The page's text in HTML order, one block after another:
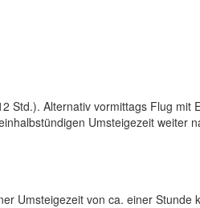
Std.). Alternativ vormittags Flug mit
Umsteigezeit weiter
Umsteigezeit von ca. einer Stunde